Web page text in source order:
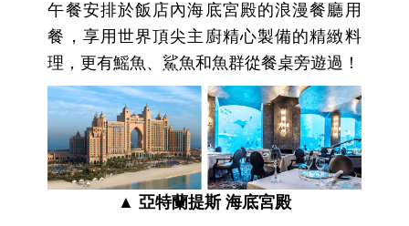
午餐安排於飯店內海底宮殿的浪漫餐廳用
餐，享用世界頂尖主廚精心製備的精緻料
理，更有鰩魚、鯊魚和魚群從餐桌旁遊過 ！
▲ 亞特蘭提斯 海底宮殿